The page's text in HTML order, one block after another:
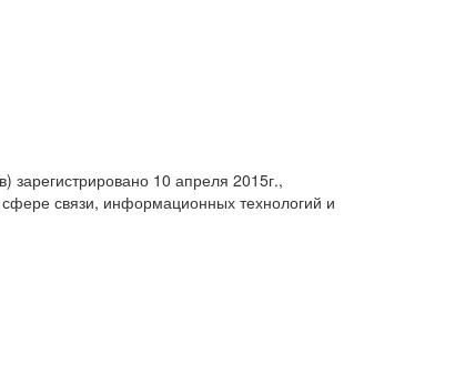
10 апреля 2015г.,
связи, информационных технологий и